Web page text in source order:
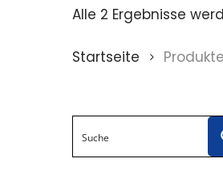
Alle 2 Ergebnisse
Startseite